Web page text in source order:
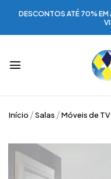
DESCONTOS ATÉ 70% EM
Início Salas Móveis de TV